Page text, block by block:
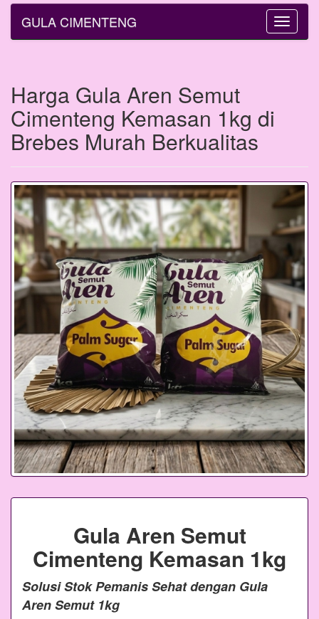
Toggle
GULA CIMENTENG
Harga Gula Aren Semut
Cimenteng Kemasan 1kg di
Brebes Murah Berkualitas
Gula Aren Semut
Cimenteng Kemasan 1kg
Solusi Stok Pemanis Sehat dengan Gula
Aren Semut 1kg